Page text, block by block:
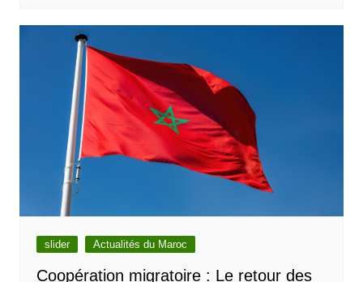
slider Actualités du Maroc
Coopération migratoire : Le retour des